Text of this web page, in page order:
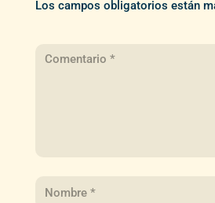
Los campos obligatorios están